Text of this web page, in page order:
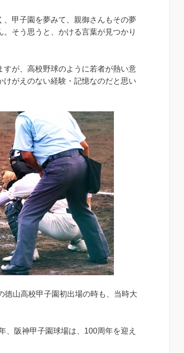
甲子園を夢みて、親御さんもその夢
そう思うと、かける言葉が見つかり
すが、高校野球のように若者が熱い意
がえのない経験・記憶なのだと思い
徳山高校甲子園初出場の時も、当時大
、阪神甲子園球場は、100周年を迎え